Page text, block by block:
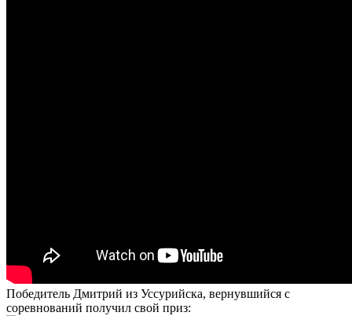
Победитель Дмитрий из Уссурийска, вернувшийся с
соревнований получил свой приз: